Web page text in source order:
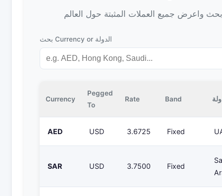
بحث Currency or الدولة
Currency
Pegged
To
Rate Band
AED USD 3.6725 Fixed
SAR USD 3.7500 Fixed